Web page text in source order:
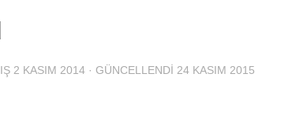
2 KASIM 2014 · GÜNCELLENDI 24 KASIM 2015